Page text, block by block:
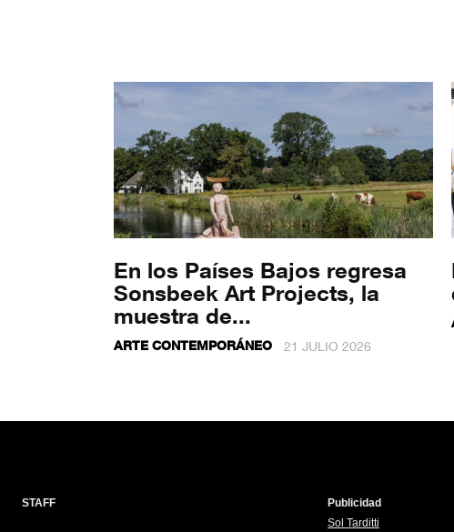
En los Países Bajos regresa
Sonsbeek Art Projects, la
muestra de...
ARTE CONTEMPORÁNEO 21 JULIO 2026
STAFF
Publicidad
Sol Tarditti